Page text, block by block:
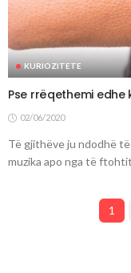
KURIOZITETE
Pse rrëqethemi
02/06/2020
Të gjithëve ju ndodhë
muzika apo nga të
1